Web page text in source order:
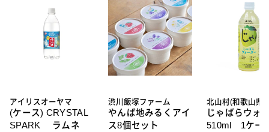
アイリスオーヤマ
(ケース) CRYSTAL
SPARK ラムネ
渋川飯塚ファーム
やんば地みるくアイ
ス8個セット
北山村(和歌山県)
じゃばらウォ
510ml 1ケー